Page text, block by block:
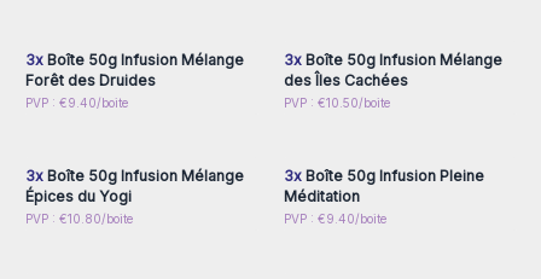
3xBoîte 50g Infusion Mélange
Forêt des Druides
PVP : €9.40/boite
3xBoîte 50g Infusion Mélange
des Îles Cachées
PVP : €10.50/boite
Connectez-vous ou
3xBoîte 50g Infusion Mélange
Épices du Yogi
PVP : €10.80/boite
Connectez-vous ou
3xBoîte 50g Infusion Pleine
Méditation
PVP : €9.40/boite
Connectez-vous ou
Connectez-vous ou